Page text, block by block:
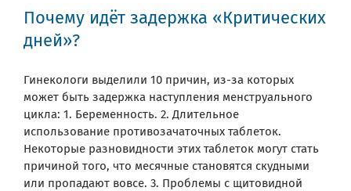
Почему идёт задержка «Критических
дней»?
Гинекологи выделили 10 причин, из-за которых
может быть задержка наступления менструального
цикла: 1. Беременность. 2. Длительное
использование противозачаточных таблеток.
Некоторые разновидности этих таблеток могут стать
причиной того, что месячные становятся скудными
или пропадают вовсе. 3. Проблемы с щитовидной